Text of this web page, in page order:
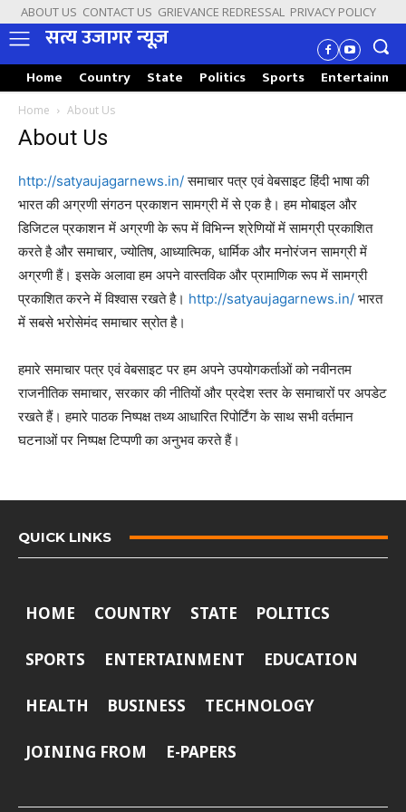
ABOUT US CONTACT US GRIEVANCE REDRESSAL PRIVACY POLICY
सत्य उजागर न्यूज़
Home Country State Politics Sports
Home About Us
About Us
http://satyaujagarnews.in/समाचार पत्र एवं वेबसाइट हिंदी भाषा की
भारत की अग्रणी संगठन प्रकाशन सामग्री में से एक है। हम मोबाइल और
डिजिटल प्रकाशन में अग्रणी के रूप में विभिन्न श्रेणियों में सामग्री प्रकाशित
करते है और समाचार, ज्योतिष, आध्यात्मिक, धार्मिक और मनोरंजन सामग्री में
अग्रणी हैं। इसके अलावा हम अपने वास्तविक और प्रामाणिक रूप में सामग्री
प्रकाशित करने में विश्वास रखते है। http://satyaujagarnews.in/ भारत
में सबसे भरोसेमंद समाचार स्रोत है।
हमारे समाचार पत्र एवं वेबसाइट पर हम अपने उपयोगकर्ताओं को नवीनतम
राजनीतिक समाचार, सरकार की नीतियों और प्रदेश स्तर के समाचारों पर अपडेट
रखते हैं। हमारे पाठक निष्पक्ष तथ्य आधारित रिपोर्टिंग के साथ सभी वर्तमान
घटनाओं पर निष्पक्ष टिप्पणी का अनुभव करते हैं।
QUICK LINKS
HOME COUNTRY STATE POLITICS
SPORTS ENTERTAINMENT EDUCATION
HEALTH BUSINESS TECHNOLOGY
JOINING FROM E-PAPERS